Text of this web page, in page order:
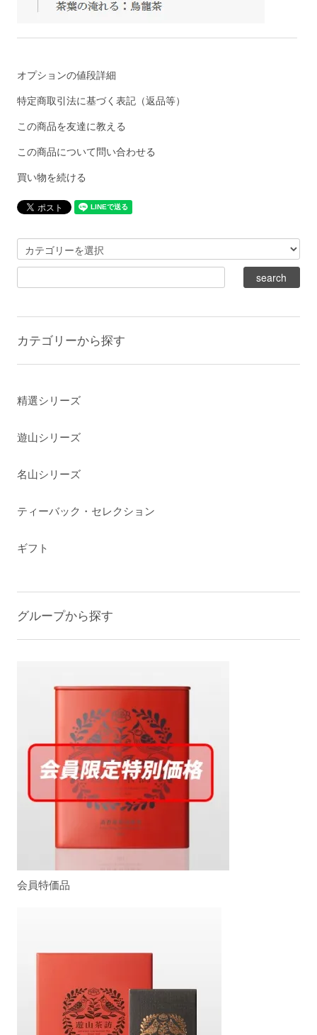
オプションの値段詳細
特定商取引法に基づく表記（返品等）
この商品を友達に教える
この商品について問い合わせる
買い物を続ける
カテゴリーから探す
精選シリーズ
遊山シリーズ
名山シリーズ
ティーバック・セレクション
ギフト
グループから探す
会員特価品